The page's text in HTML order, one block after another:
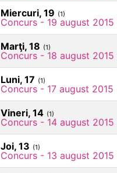
Miercuri, 19 (1)
Concurs - 19 august 2015
Marţi, 18 (1)
Concurs - 18 august 2015
Luni, 17 (1)
Concurs - 17 august 2015
Vineri, 14 (1)
Concurs - 14 august 2015
Joi, 13 (1)
Concurs - 13 august 2015